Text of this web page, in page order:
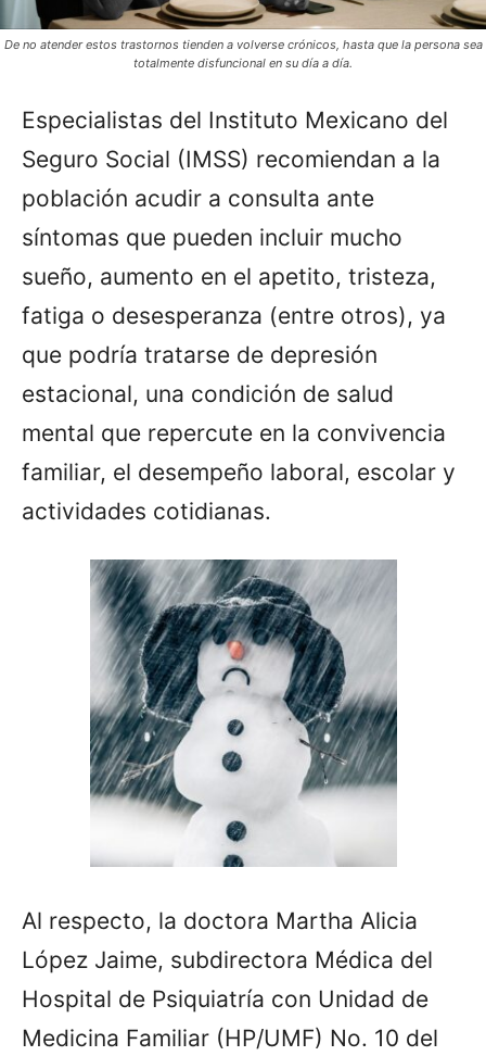
De no atender estos trastornos tienden a volverse crónicos, hasta que la persona sea
totalmente disfuncional en su día a día.
Especialistas del Instituto Mexicano del
Seguro Social (IMSS) recomiendan a la
población acudir a consulta ante
síntomas que pueden incluir mucho
sueño, aumento en el apetito, tristeza,
fatiga o desesperanza (entre otros), ya
que podría tratarse de depresión
estacional, una condición de salud
mental que repercute en la convivencia
familiar, el desempeño laboral, escolar y
actividades cotidianas.
Al respecto, la doctora Martha Alicia
López Jaime, subdirectora Médica del
Hospital de Psiquiatría con Unidad de
Medicina Familiar (HP/UMF) No. 10 del